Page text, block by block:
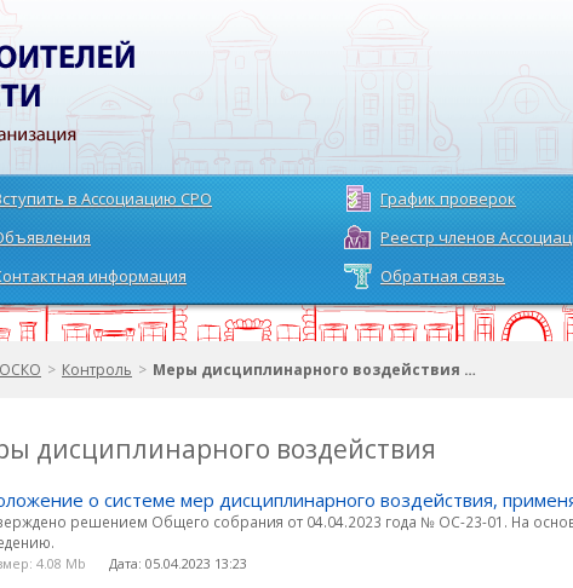
в Ассоциацию СРО График проверок
Реестр членов
информация Обратная связь
ОСКО > Контроль > Меры дисциплинарного воздействия …
дисциплинарного воздействия
о системе мер дисциплинарного воздействия,
решением Общего собрания от 04.04.2023 года № ОС-23-01. На
4.08 Mb Дата: 05.04.2023 13:23